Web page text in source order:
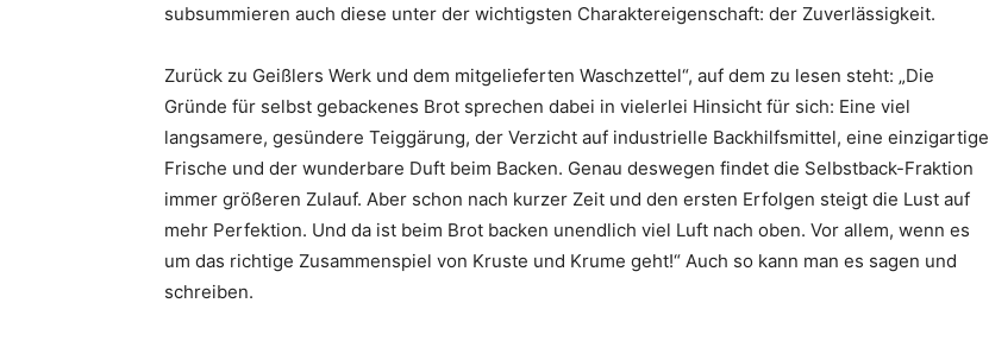
subsummieren auch diese unter der wichtigsten Charaktereigenschaft: der Zuverlässigkeit.
Zurück zu Geißlers Werk und dem mitgelieferten Waschzettel“, auf dem zu lesen steht: „Die
Gründe für selbst gebackenes Brot sprechen dabei in vielerlei Hinsicht für sich: Eine viel
langsamere, gesündere Teiggärung, der Verzicht auf industrielle Backhilfsmittel, eine einzigartige
Frische und der wunderbare Duft beim Backen. Genau deswegen findet die Selbstback-Fraktion
immer größeren Zulauf. Aber schon nach kurzer Zeit und den ersten Erfolgen steigt die Lust auf
mehr Perfektion. Und da ist beim Brot backen unendlich viel Luft nach oben. Vor allem, wenn es
um das richtige Zusammenspiel von Kruste und Krume geht!“ Auch so kann man es sagen und
schreiben.